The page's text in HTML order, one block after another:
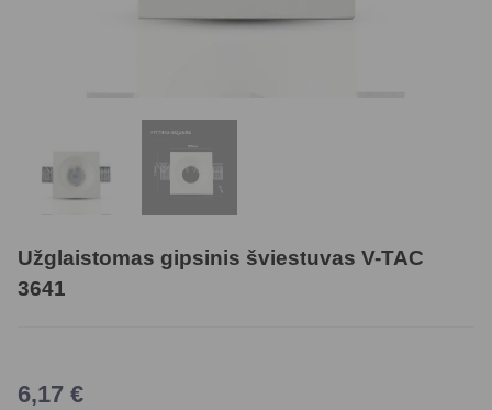
Užglaistomas gipsinis šviestuvas V-TAC
3641
6,17 €